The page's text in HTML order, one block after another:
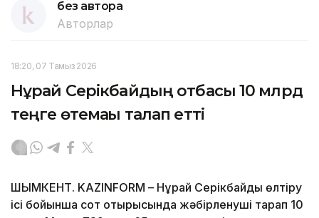
без автора
Авторлар
18:20, 07 Тамыз 2026
Нұрай Серікбайдың отбасы 10 млрд
теңге өтемақы талап етті
ШЫМКЕНТ. KAZINFORM – Нұрай Серікбайды өлтіру
ісі бойынша сот отырысында жәбірленуші тарап 10